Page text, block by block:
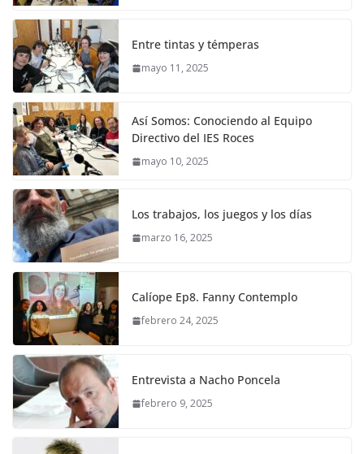
Entre tintas y témperas
mayo 11, 2025
Así Somos: Conociendo al Equipo
Directivo del IES Roces
mayo 10, 2025
Los trabajos, los juegos y los días
marzo 16, 2025
Calíope Ep8. Fanny Contemplo
febrero 24, 2025
Entrevista a Nacho Poncela
febrero 9, 2025